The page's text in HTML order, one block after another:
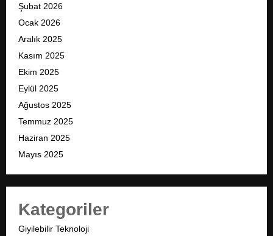
Şubat 2026
Ocak 2026
Aralık 2025
Kasım 2025
Ekim 2025
Eylül 2025
Ağustos 2025
Temmuz 2025
Haziran 2025
Mayıs 2025
Kategoriler
Giyilebilir Teknoloji